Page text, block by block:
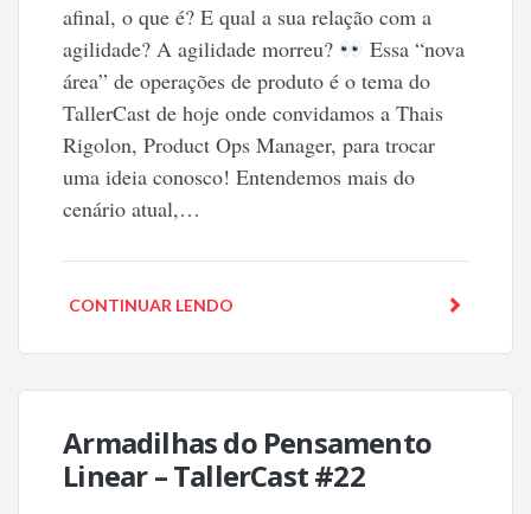
afinal, o que é? E qual a sua relação com a
agilidade? A agilidade morreu?
Essa “nova
área” de operações de produto é o tema do
TallerCast de hoje onde convidamos a Thais
Rigolon, Product Ops Manager, para trocar
uma ideia conosco! Entendemos mais do
cenário atual,…
CONTINUAR LENDO
Armadilhas do Pensamento
Linear – TallerCast #22